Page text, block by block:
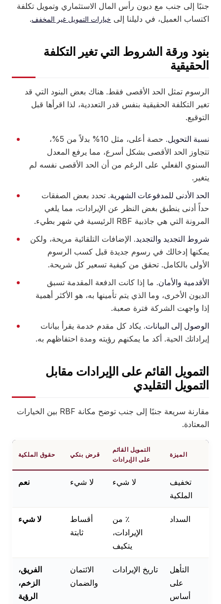
جنبًا إلى جنب مع ديون رأس المال الاستثماري وتمويل تكلفة
اكتساب العميل، في دليلنا إلى خيارات التمويل غير المخفف.
بنود ورقة الشروط التي تغير التكلفة
الحقيقية
الرسوم تمثل الحد الأقصى فقط. هناك بعض البنود التي قد
تغير التكلفة الحقيقية بنفس قدر التعددية، لذا اقرأها قبل
التوقيع.
نسبة التحويل.
حصة أعلى، مثل 10% بدلاً من 5%،
تتجاوز الحد الأقصى بشكل أسرع، مما يرفع المعدل
السنوي الفعلي على الرغم من أن الحد الأقصى نفسه لم
يتغير.
الحد الأدنى للمدفوعات الشهرية. تحدد بعض الصفقات
حداً أدنى ينطبق بغض النظر عن الإيرادات، مما يلغي
المرونة التي هي جاذبية RBF الرئيسية في شهر بطيء.
شروط التجديد والتجديد. الإضافات التلقائية مريحة، ولكن
يمكنها إدخالك في رسوم جديدة قبل كسب الرسوم
الأولى بالكامل. تحقق من كيفية تسعير كل شريحة.
الأقدمية والأمان. ما إذا كانت الدفعة المقدمة تسبق
الديون الأخرى، وما الذي يتم تأمينها به، هو الأكثر أهمية
إذا واجهت الشركة فترة صعبة.
الوصول إلى البيانات. يكاد كل مقدم خدمة يقرأ بيانات
إيراداتك الحية. أكد ما يمكنهم رؤيته ومدة احتفاظهم به.
التمويل القائم على الإيرادات مقابل
التمويل التقليدي
مقارنة سريعة جنبًا إلى جنب توضح مكانة RBF بين الخيارات
المعتادة.
الميزة
التمويل القائم
على الإيرادات
قرض بنكي حقوق الملكية
تخفيف
الملكية
لا شيء لا شيء نعم
السداد
٪ من
الإيرادات،
يتكيف
أقساط
ثابتة
لا شيء
التأهل
على
أساس
تاريخ الإيرادات
الائتمان
والضمان
الفريق،
الزخم،
الرؤية